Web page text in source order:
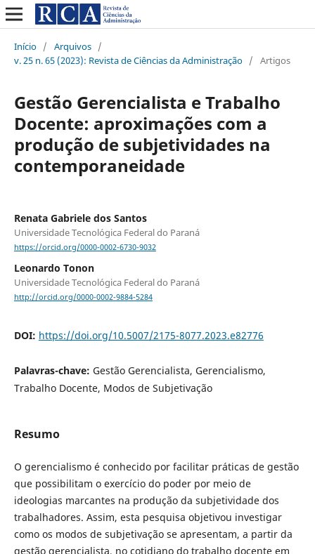
Início / Arquivos /
v. 25 n. 65 (2023): Revista de Ciências da Administração / Artigos
Gestão Gerencialista e Trabalho
Docente: aproximações com a
produção de subjetividades na
contemporaneidade
Renata Gabriele dos Santos
Universidade Tecnológica Federal do Paraná
https://orcid.org/0000-0002-6730-9032
Leonardo Tonon
Universidade Tecnológica Federal do Paraná
http://orcid.org/0000-0002-9884-5284
DOI: https://doi.org/10.5007/2175-8077.2023.e82776
Palavras-chave: Gestão Gerencialista, Gerencialismo,
Trabalho Docente, Modos de Subjetivação
Resumo
O gerencialismo é conhecido por facilitar práticas de gestão
que possibilitam o exercício do poder por meio de
ideologias marcantes na produção da subjetividade dos
trabalhadores. Assim, esta pesquisa objetivou investigar
como os modos de subjetivação se apresentam, a partir da
gestão gerencialista, no cotidiano do trabalho docente em